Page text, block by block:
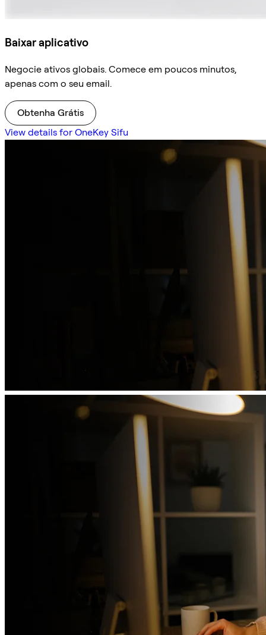
Baixar aplicativo
Negocie ativos globais. Comece em poucos minutos,
apenas com o seu email.
Obtenha Grátis
View details for OneKey Sifu